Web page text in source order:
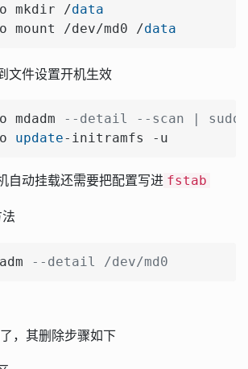
mkdir /data
mount /dev/md0 /data
文件设置开机生效
mdadm
--detail --scan | sudo
update-initramfs -u
自动挂载还需要把配置写进 fstab
--detail /dev/md0
，其删除步骤如下